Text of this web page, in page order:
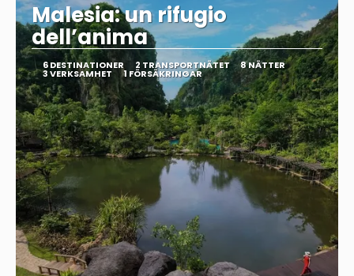
Malesia: un rifugio
dell’anima
6 DESTINATIONER 2 TRANSPORTNÄTET 8 NÄTTER
3 VERKSAMHET 1 FÖRSÄKRINGAR